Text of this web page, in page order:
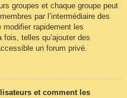
groupes et chaque groupe peut
par l’intermédiaire des
rapidement les
telles qu’ajouter des
un forum privé.
et comment les